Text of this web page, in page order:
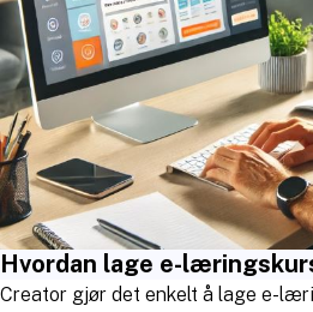
Hvordan lage e-
Creator gjør det enkelt å lage e-